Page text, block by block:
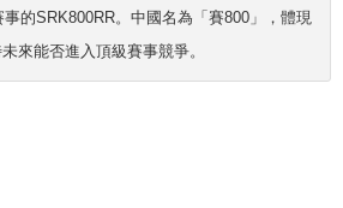
的SRK800RR。中國名為「賽800」，體現
來能否進入頂級賽事競爭。